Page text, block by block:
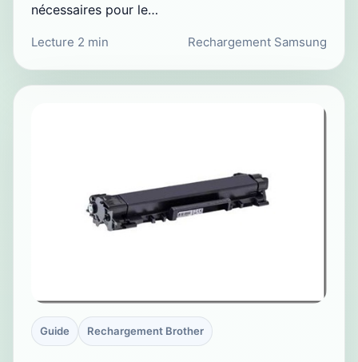
nécessaires pour le…
Lecture 2 min Rechargement Samsung
Guide Rechargement Brother